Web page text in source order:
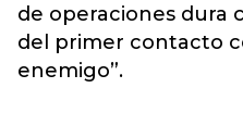
de operaciones dura
del primer contacto
enemigo”.